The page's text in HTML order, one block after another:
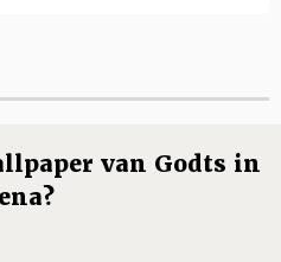
van Godts in